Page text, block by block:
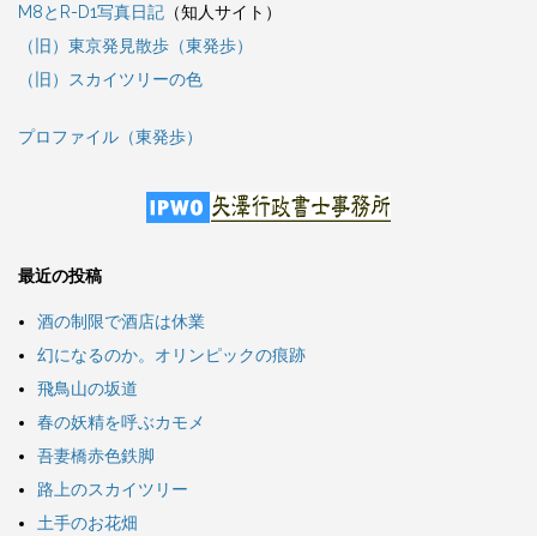
M8とR-D1写真日記 （知人サイト）
（旧）東京発見散歩（東発歩）
（旧）スカイツリーの色
プロファイル（東発歩）
最近の投稿
酒の制限で酒店は休業
幻になるのか。オリンピックの痕跡
飛鳥山の坂道
春の妖精を呼ぶカモメ
吾妻橋赤色鉄脚
路上のスカイツリー
土手のお花畑